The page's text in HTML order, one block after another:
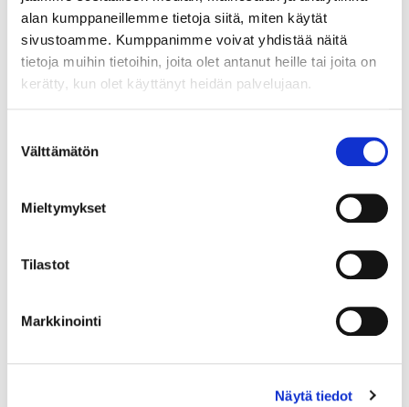
alan kumppaneillemme tietoja siitä, miten käytät
sivustoamme. Kumppanimme voivat yhdistää näitä
tietoja muihin tietoihin, joita olet antanut heille tai joita on
kerätty, kun olet käyttänyt heidän palvelujaan.
valinta
Välttämätön
Mieltymykset
Tilastot
Markkinointi
Näytä tiedot